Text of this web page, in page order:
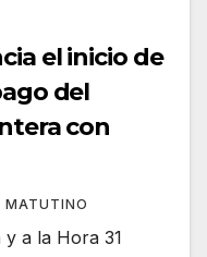
el inicio de
del
con
MATUTINO
y a la Hora 31